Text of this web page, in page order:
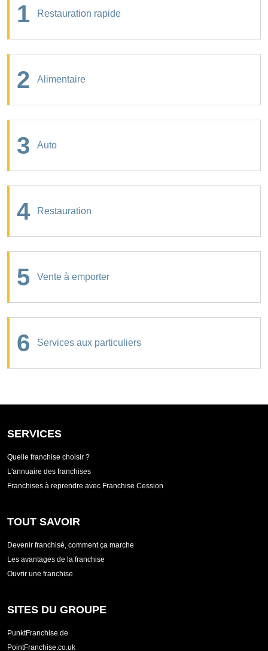
1 Restauration rapide
2 Alimentaire
3 Auto
4 Restauration
5 Vente à emporter
6 Services aux particuliers
SERVICES
Quelle franchise choisir ?
L'annuaire des franchises
Franchises à reprendre avec Franchise Cession
TOUT SAVOIR
Devenir franchisé, comment ça marche
Les avantages de la franchise
Ouvrir une franchise
SITES DU GROUPE
PunktFranchise.de
PointFranchise.co.uk